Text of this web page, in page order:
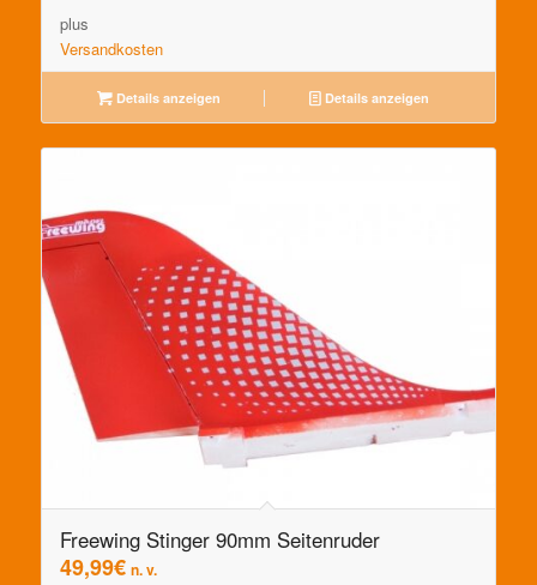
plus
Versandkosten
Details anzeigen Details anzeigen
Freewing Stinger 90mm Seitenruder
49,99€ n. v.